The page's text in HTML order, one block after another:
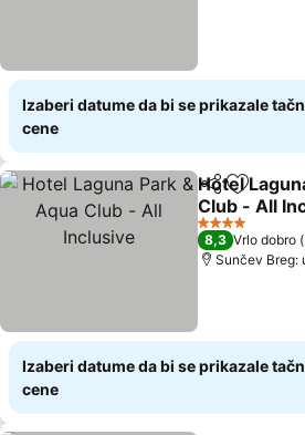
Izaberi datume da bi se prikazale
cene
Deli Dodati
Hotel
Club - All
4 Zvezdice
8,3 Vrlo dobro
Sunčev Breg:
Izaberi datume da bi se prikazale
cene